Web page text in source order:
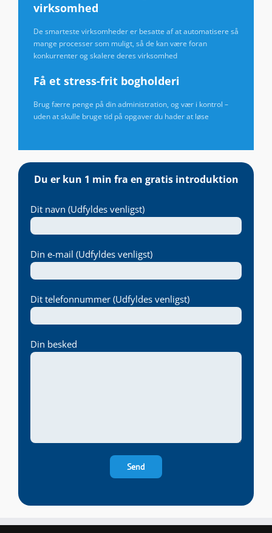
virksomhed
De smarteste virksomheder er besatte af at automatisere så
mange processer som muligt, så de kan være foran
konkurrenter og skalere deres virksomhed
Få et stress-frit bogholderi
Brug færre penge på din administration, og vær i kontrol –
uden at skulle bruge tid på opgaver du hader at løse
Du er kun 1 min fra en gratis introduktion
Dit navn (Udfyldes venligst)
Din e-mail (Udfyldes venligst)
Dit telefonnummer (Udfyldes venligst)
Din besked